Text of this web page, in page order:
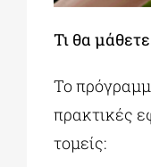
Τι θα μάθετε
Το
πρακτικές
τομείς: